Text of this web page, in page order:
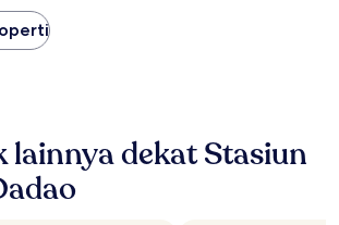
lainnya dekat Stasiun